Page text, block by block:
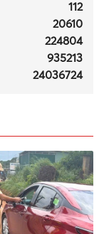
112
20610
224804
935213
24036724